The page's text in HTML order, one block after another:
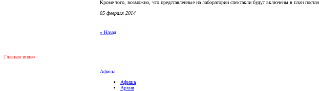
Кроме того, возможно, что представленные на лаборатории спектакли будут включены в план
05 февраля 2014
« Назад
Главная видео
Афиша
Афиша
Архив